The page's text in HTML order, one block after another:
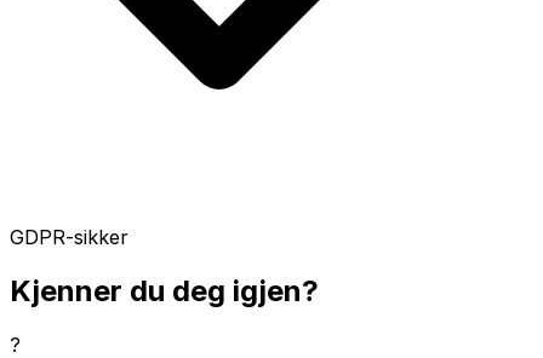
GDPR-sikker
Kjenner du deg igjen?
?